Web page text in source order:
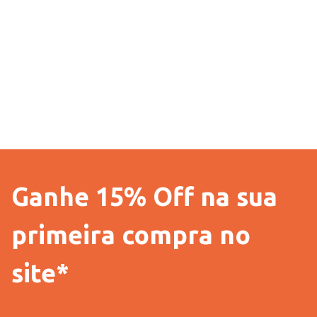
Ganhe 15% Off na sua
primeira compra no
site*